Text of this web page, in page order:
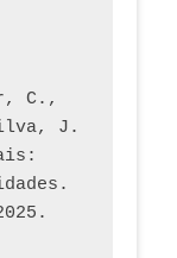
C.,
J.